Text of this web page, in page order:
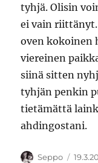
tyhjä. Olisin
ei vain
oven kokoinen
viereinen
siinä sitten
tyhjän penkin
tietämättä
ahdingostani.
Kirjoittaja
Seppo